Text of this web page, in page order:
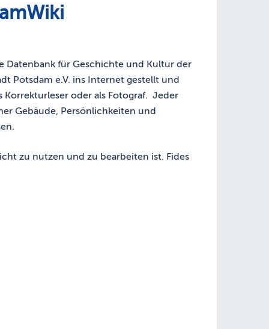
Datenbank für Geschichte und Kultur der
Potsdam e.V. ins Internet gestellt und
oder als Fotograf. Jeder
Gebäude, Persönlichkeiten und
zu nutzen und zu bearbeiten ist. Fides